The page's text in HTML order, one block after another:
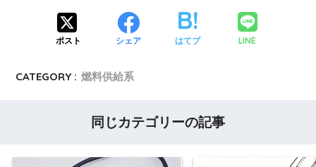
ポスト シェア はてブ LINE
CATEGORY : 燃料供給系
同じカテゴリーの記事